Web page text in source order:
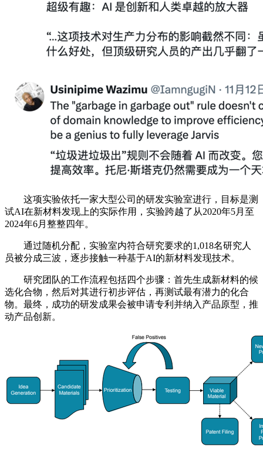
这项实验依托一家大型公司的研发实验室进行，目标是测
试AI在新材料发现上的实际作用，实验跨越了从2020年5月至
2024年6月整整四年。
通过随机分配，实验室内符合研究要求的1,018名研究人
员被分成三波，逐步接触一种基于AI的新材料发现技术。
研究团队的工作流程包括四个步骤：首先生成新材料的候
选化合物，然后对其进行初步评估，再测试最有潜力的化合
物。最终，成功的研发成果会被申请专利并纳入产品原型，推
动产品创新。